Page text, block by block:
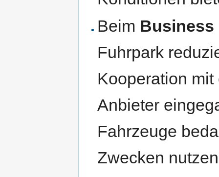
Beim Business
Fuhrpark
Kooperation
Anbieter
Fahrzeuge
Zwecken